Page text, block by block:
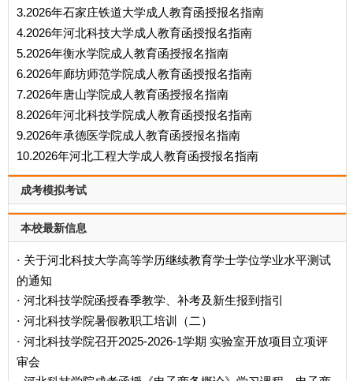
3.2026年石家庄铁道大学成人教育函授报名指南
4.2026年河北科技大学成人教育函授报名指南
5.2026年衡水学院成人教育函授报名指南
6.2026年廊坊师范学院成人教育函授报名指南
7.2026年唐山学院成人教育函授报名指南
8.2026年河北科技学院成人教育函授报名指南
9.2026年承德医学院成人教育函授报名指南
10.2026年河北工程大学成人教育函授报名指南
成考模拟考试
本校最新信息
· 关于河北科技大学高等学历继续教育学士学位学业水平测试
的通知
· 河北科技学院函授春季教学、补考及新生报到指引
· 河北科技学院暑假教职工培训（二）
· 河北科技学院召开2025-2026-1学期 实验室开放项目立项评
审会